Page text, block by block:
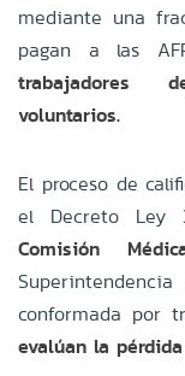
mediante una
pagan a las
trabajadores
voluntarios.
El proceso de
el Decreto Ley
Comisión
conformada por
evalúan la